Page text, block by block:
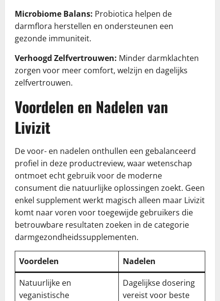
Microbiome Balans: Probiotica helpen de
darmflora herstellen en ondersteunen een
gezonde immuniteit.
Verhoogd Zelfvertrouwen: Minder darmklachten
zorgen voor meer comfort, welzijn en dagelijks
zelfvertrouwen.
Voordelen en Nadelen van
Livizit
De voor- en nadelen onthullen een gebalanceerd
profiel in deze productreview, waar wetenschap
ontmoet echt gebruik voor de moderne
consument die natuurlijke oplossingen zoekt. Geen
enkel supplement werkt magisch alleen maar Livizit
komt naar voren voor toegewijde gebruikers die
betrouwbare resultaten zoeken in de categorie
darmgezondheidssupplementen.
Voordelen
Nadelen
Natuurlijke en
veganistische
Dagelijkse dosering
vereist voor beste